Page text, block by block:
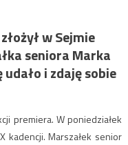
w Sejmie
seniora Marka
i zdaję sobie
premiera. W poniedziałek
kadencji. Marszałek senior